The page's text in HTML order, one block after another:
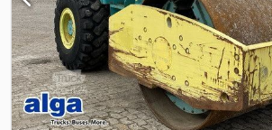
Zylinderzahl: 4 Leergewicht: 9.500 kg
x 190 x 300 cm Motortyp: Cummins in-line
Bequemlichkeit beim ahlungnahme Sehr
Gebrauchtwagen in Zahlung Wir bieten
einer digitalen Fahrzeugbewertung anhand
auch ohne Autohausbesuch Unser
bietet Ihnen einen garantierten Höchstpreis
wir Ihnen Ihren neuen „Gebrauchten“
die Haustür und nehmen Ihren